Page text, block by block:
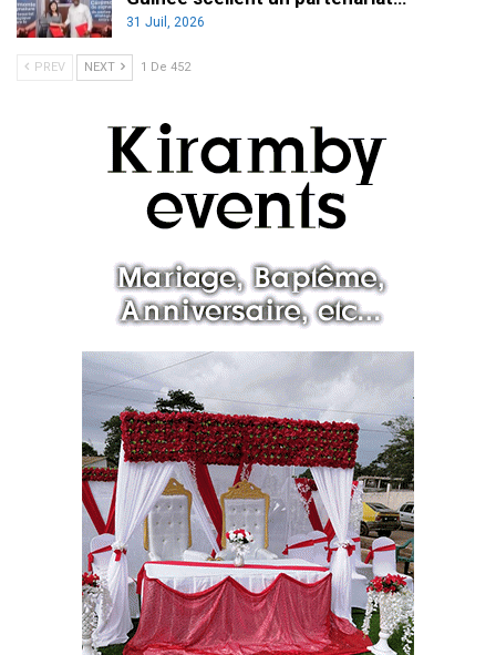
31 Juil, 2026
PREV NEXT 1 De 452